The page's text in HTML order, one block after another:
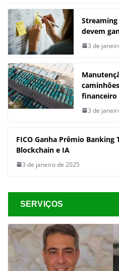
devem
3 de
financeiro
3 de
FICO Ganha Prêmio Banking
Blockchain e IA
3 de janeiro de 2025
SERVIÇOS